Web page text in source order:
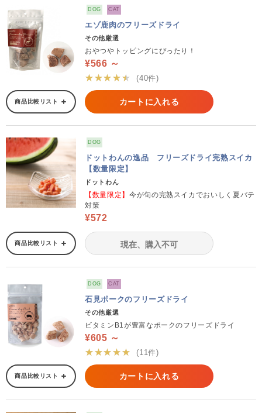
DOG CAT
エゾ鹿肉のフリーズドライ
その他厳選
おやつやトッピングにぴったり！
¥566 ～
★★★★★
(40件)
商品比較リスト カートに入れる
DOG
ドットわんの逸品 フリーズドライ完熟スイカ
【数量限定】
ドットわん
【数量限定】 今が旬の完熟スイカでおいしく夏バテ
対策
¥572
商品比較リスト 現在、購入不可
DOG CAT
石見ポークのフリーズドライ
その他厳選
ビタミンB1が豊富なポークのフリーズドライ
¥605 ～
★★★★★
(11件)
商品比較リスト カートに入れる